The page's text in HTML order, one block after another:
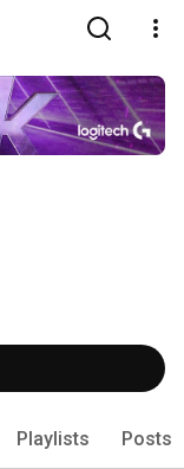
Playlists Posts